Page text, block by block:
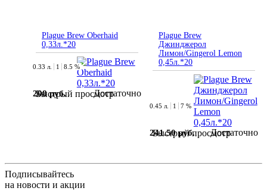
Plague Brew Oberhaid
0,33л.*20
Быстрый просмотр
0.33 л. 1 8.5 %
208 руб. Достаточно
Plague Brew
Джинджерол
Лимон/Gingerol Lemon
0,45л.*20
Быстрый просмотр
0.45 л. 1 7 %
241.50 руб. Достаточно
Подписывайтесь
на новости и акции